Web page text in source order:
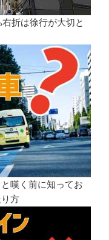
右折は徐行が大切と
嘆く前に知ってお
方